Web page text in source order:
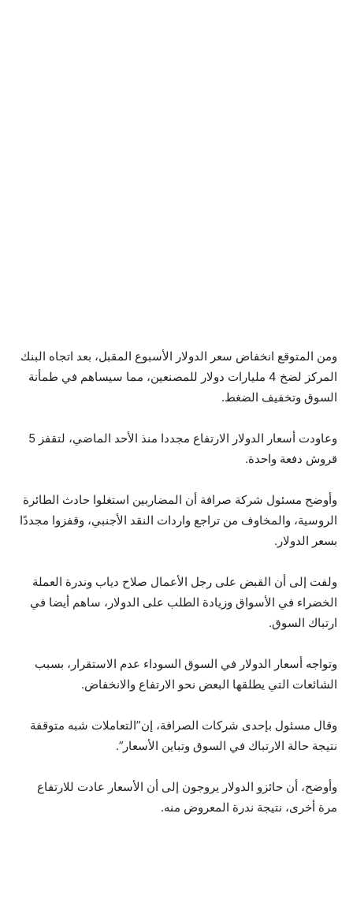
ومن المتوقع انخفاض سعر الدولار الأسبوع المقبل، بعد اتجاه البنك
المركز لضخ 4 مليارات دولار للمصنعين، مما سيساهم في طمأنة
السوق وتخفيف الضغط.
وعاودت أسعار الدولار الارتفاع مجددا منذ الأحد الماضي، لتقفز 5
قروش دفعة واحدة.
وأوضح مسئول شركة صرافة أن المضاربين استغلوا حادث الطائرة
الروسية، والمخاوف من تراجع واردات النقد الأجنبي، وقفزوا مجددًا
بسعر الدولار.
ولفت إلى أن القبض على رجل الأعمال صلاح دياب وندرة العملة
الخضراء في الأسواق وزيادة الطلب على الدولار، ساهم أيضا في
ارتباك السوق.
وتواجه أسعار الدولار في السوق السوداء عدم الاستقرار، بسبب
الشائعات التي يطلقها البعض نحو الارتفاع والانخفاض.
وقال مسئول بإحدى شركات الصرافة، إن”التعاملات شبه متوقفة
نتيجة حالة الارتباك في السوق وتباين الأسعار”.
وأوضح، أن حائزو الدولار يروجون إلى أن الأسعار عادت للارتفاع
مرة أخرى، نتيجة ندرة المعروض منه.